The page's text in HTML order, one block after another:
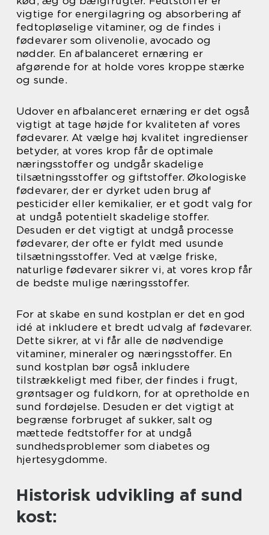
vigtige for energilagring og absorbering af
fedtopløselige vitaminer, og de findes i
fødevarer som olivenolie, avocado og
nødder. En afbalanceret ernæring er
afgørende for at holde vores kroppe stærke
og sunde.
Udover en afbalanceret ernæring er det også
vigtigt at tage højde for kvaliteten af vores
fødevarer. At vælge høj kvalitet ingredienser
betyder, at vores krop får de optimale
næringsstoffer og undgår skadelige
tilsætningsstoffer og giftstoffer. Økologiske
fødevarer, der er dyrket uden brug af
pesticider eller kemikalier, er et godt valg for
at undgå potentielt skadelige stoffer.
Desuden er det vigtigt at undgå processe
fødevarer, der ofte er fyldt med usunde
tilsætningsstoffer. Ved at vælge friske,
naturlige fødevarer sikrer vi, at vores krop får
de bedste mulige næringsstoffer.
For at skabe en sund kostplan er det en god
idé at inkludere et bredt udvalg af fødevarer.
Dette sikrer, at vi får alle de nødvendige
vitaminer, mineraler og næringsstoffer. En
sund kostplan bør også inkludere
tilstrækkeligt med fiber, der findes i frugt,
grøntsager og fuldkorn, for at opretholde en
sund fordøjelse. Desuden er det vigtigt at
begrænse forbruget af sukker, salt og
mættede fedtstoffer for at undgå
sundhedsproblemer som diabetes og
hjertesygdomme.
Historisk udvikling af sund
kost: